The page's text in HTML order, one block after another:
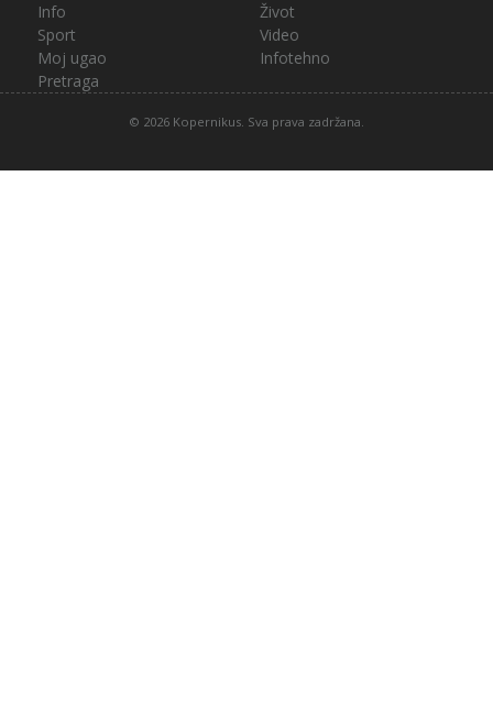
Info
Život
Sport
Video
Moj ugao
Infotehno
Pretraga
© 2026 Kopernikus. Sva prava zadržana.